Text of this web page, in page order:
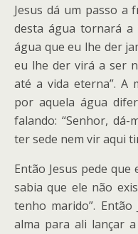
Jesus dá um passo a
desta água tornará a
água que eu lhe der
eu lhe der virá a ser
até a vida eterna”. A
por aquela água
falando: “Senhor,
ter sede nem vir aqui
Então Jesus pede
sabia que ele não
tenho marido”.
alma para ali lançar a